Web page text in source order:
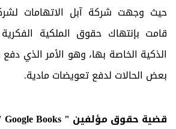
حيث وجهت شركة آبل الاتهامات
قامت بإنتهاك حقوق الملكية
الذكية الخاصة بها، وهو الأمر الذي
بعض الحالات لدفع تعويضات مادية.
قضية حقوق مؤلفين Books "